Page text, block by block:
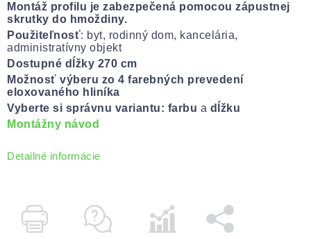
Montáž profilu je zabezpečená pomocou zápustnej
skrutky do hmoždiny.
Použiteľnosť: byt, rodinný dom, kancelária,
administratívny objekt
Dostupné dĺžky 270 cm
Možnosť výberu zo 4 farebných prevedení
eloxovaného hliníka
Vyberte si správnu variantu: farbu a dĺžku
Montážny návod
Detailné informácie